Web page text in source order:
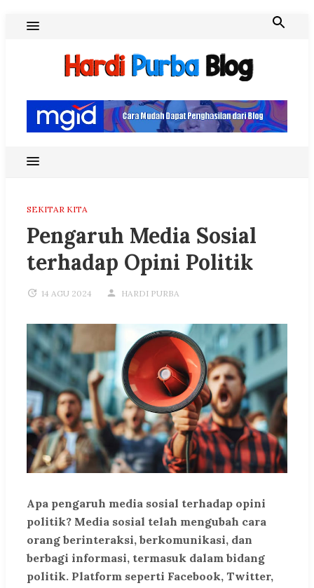
SEKITAR KITA
Pengaruh Media Sosial
terhadap Opini Politik
14 AGU 2024 HARDI PURBA
Apa pengaruh media sosial terhadap opini
politik? Media sosial telah mengubah cara
orang berinteraksi, berkomunikasi, dan
berbagi informasi, termasuk dalam bidang
politik. Platform seperti Facebook, Twitter,